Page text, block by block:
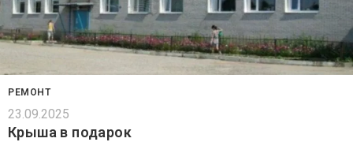
РЕМОНТ
23.09.2025
Крыша в подарок